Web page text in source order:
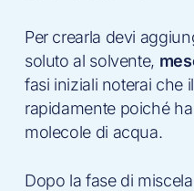
Per crearla devi
soluto al solvente,
fasi iniziali noterai che
rapidamente poiché
molecole di acqua.
Dopo la fase di